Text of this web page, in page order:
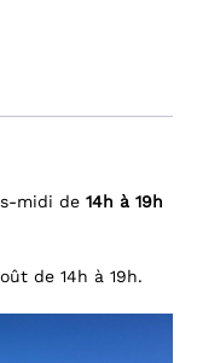
midi de 14h à 19h
de 14h à 19h.